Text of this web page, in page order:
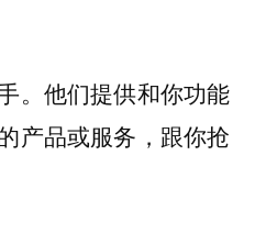
。他们提供和你功能
产品或服务，跟你抢